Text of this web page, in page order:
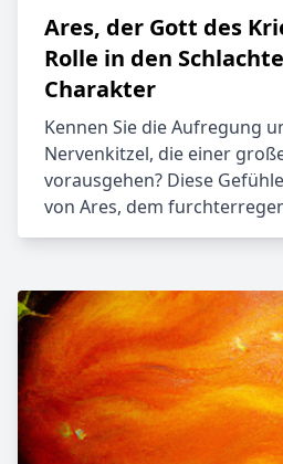
Ares, der Gott des
Rolle in den
Charakter
Kennen Sie die Aufregung
Nervenkitzel, die einer
vorausgehen? Diese
von Ares, dem